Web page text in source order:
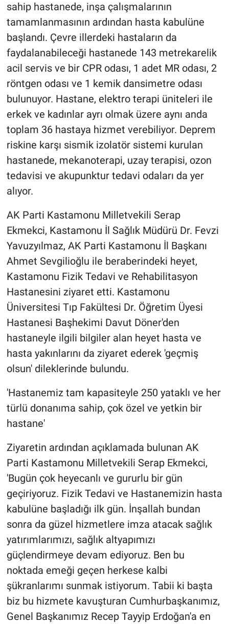
sahip hastanede, inşa çalışmalarının
tamamlanmasının ardından hasta kabulüne
başlandı. Çevre illerdeki hastaların da
faydalanabileceği hastanede 143 metrekarelik
acil servis ve bir CPR odası, 1 adet MR odası, 2
röntgen odası ve 1 kemik dansimetre odası
bulunuyor. Hastane, elektro terapi üniteleri ile
erkek ve kadınlar ayrı olmak üzere aynı anda
toplam 36 hastaya hizmet verebiliyor. Deprem
riskine karşı sismik izolatör sistemi kurulan
hastanede, mekanoterapi, uzay terapisi, ozon
tedavisi ve akupunktur tedavi odaları da yer
alıyor.
AK Parti Kastamonu Milletvekili Serap
Ekmekci, Kastamonu İl Sağlık Müdürü Dr. Fevzi
Yavuzyılmaz, AK Parti Kastamonu İl Başkanı
Ahmet Sevgilioğlu ile beraberindeki heyet,
Kastamonu Fizik Tedavi ve Rehabilitasyon
Hastanesini ziyaret etti. Kastamonu
Üniversitesi Tıp Fakültesi Dr. Öğretim Üyesi
Hastanesi Başhekimi Davut Döner'den
hastaneyle ilgili bilgiler alan heyet hasta ve
hasta yakınlarını da ziyaret ederek 'geçmiş
olsun' dileklerinde bulundu.
'Hastanemiz tam kapasiteyle 250 yataklı ve her
türlü donanıma sahip, çok özel ve yetkin bir
hastane'
Ziyaretin ardından açıklamada bulunan AK
Parti Kastamonu Milletvekili Serap Ekmekci,
'Bugün çok heyecanlı ve gururlu bir gün
geçiriyoruz. Fizik Tedavi ve Hastanemizin hasta
kabulüne başladığı ilk gün. İnşallah bundan
sonra da güzel hizmetlere imza atacak sağlık
yatırımlarımızı, sağlık altyapımızı
güçlendirmeye devam ediyoruz. Ben bu
noktada emeği geçen herkese kalbi
şükranlarımı sunmak istiyorum. Tabii ki başta
biz bu hizmete kavuşturan Cumhurbaşkanımız,
Genel Başkanımız Recep Tayyip Erdoğan'a en